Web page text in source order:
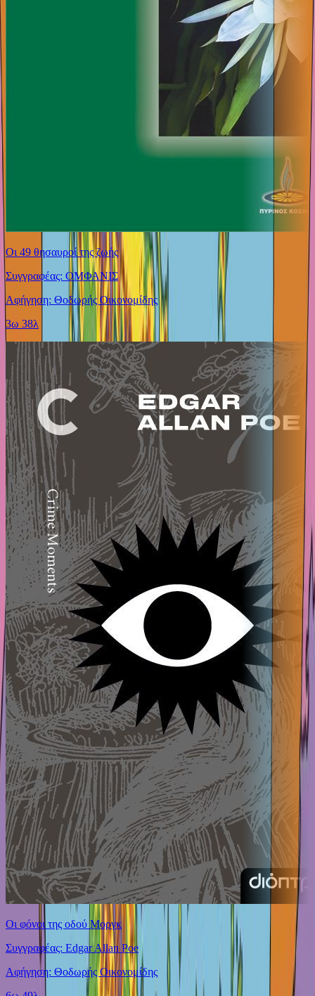
Οι 49 θησαυροί της ζωής
Συγγραφέας: ΟΜΦΑΝΙΣ
Αφήγηση: Θοδωρής Οικονομίδης
3ω 38λ
Οι φόνοι της οδού Μοργκ
Συγγραφέας: Edgar Allan Poe
Αφήγηση: Θοδωρής Οικονομίδης